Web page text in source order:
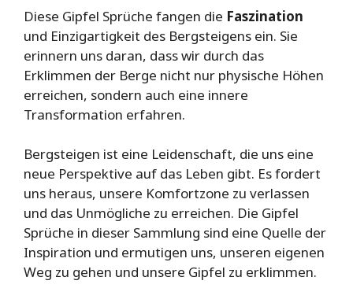
Diese Gipfel Sprüche fangen die Faszination
und Einzigartigkeit des Bergsteigens ein. Sie
erinnern uns daran, dass wir durch das
Erklimmen der Berge nicht nur physische Höhen
erreichen, sondern auch eine innere
Transformation erfahren.
Bergsteigen ist eine Leidenschaft, die uns eine
neue Perspektive auf das Leben gibt. Es fordert
uns heraus, unsere Komfortzone zu verlassen
und das Unmögliche zu erreichen. Die Gipfel
Sprüche in dieser Sammlung sind eine Quelle der
Inspiration und ermutigen uns, unseren eigenen
Weg zu gehen und unsere Gipfel zu erklimmen.